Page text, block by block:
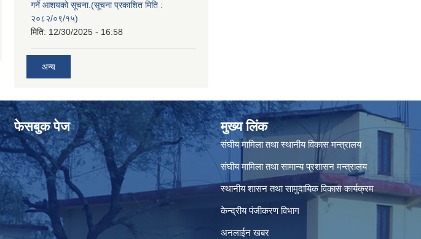
गर्ने आशयको सूचना.(सूचना प्रकाशित मिति :
२०८२/०९/१५)
मिति: 12/30/2025 - 16:58
अन्य
फेसबुक पेज मुख्य लिंक
संघीय मामिला तथा स्थानीय विकास मन्त्रालय
संघीय मामिला तथा सामान्य प्रशासन मन्त्रालय
स्थानीय शासन तथा सामुदायिक विकास कार्यक्रम
केन्द्रीय पंजीकरण विभाग
अनलाईन खबर